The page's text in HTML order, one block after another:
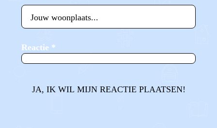
Reactie *
JA, IK WIL MIJN REACTIE PLAATSEN!